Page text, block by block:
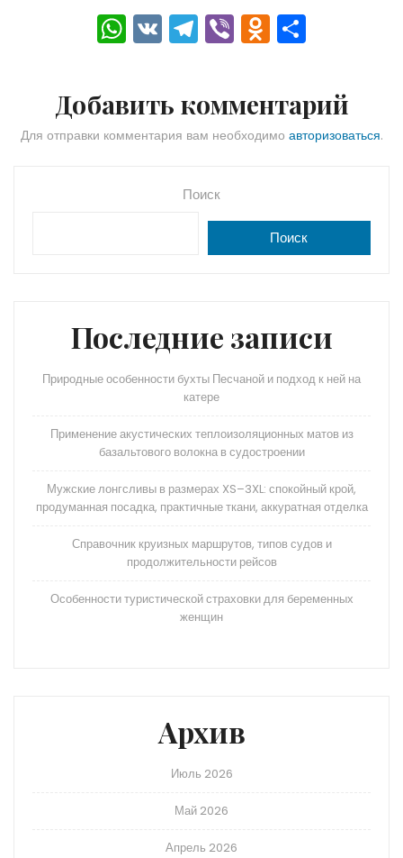
W
h
ts
A
V
K
T
el
gr
a
Vi
b
O
d
o
kl
s
ni
а
в
Добавить комментарий
Для отправки комментария вам необходимо авторизоваться.
Поиск
Поиск
Последние записи
Природные особенности бухты Песчаной и подход к ней на
катере
Применение акустических теплоизоляционных матов из
базальтового волокна в судостроении
Мужские лонгсливы в размерах XS–3XL: спокойный крой,
продуманная посадка, практичные ткани, аккуратная отделка
Справочник круизных маршрутов, типов судов и
продолжительности рейсов
Особенности туристической страховки для беременных
женщин
Архив
Июль 2026
Май 2026
Апрель 2026